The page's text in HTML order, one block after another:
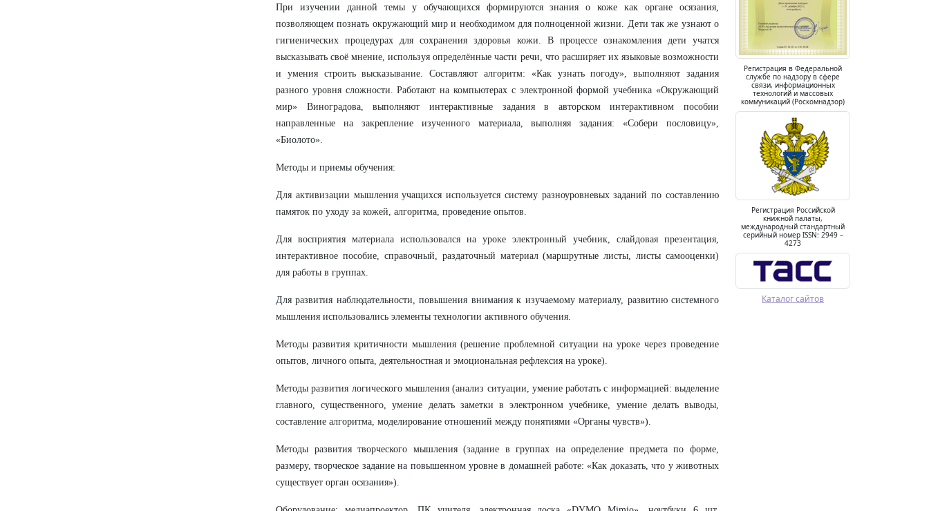
При изучении данной темы у обучающихся формируются знания о коже как органе осязания,
позволяющем познать окружающий мир и необходимом для полноценной жизни. Дети так же узнают о
гигиенических процедурах для сохранения здоровья кожи. В процессе ознакомления дети учатся
высказывать своё мнение, используя определённые части речи, что расширяет их языковые возможности
и умения строить высказывание. Составляют алгоритм: «Как узнать погоду», выполняют задания
разного уровня сложности. Работают на компьютерах с электронной формой учебника «Окружающий
мир» Виноградова, выполняют интерактивные задания в авторском интерактивном пособии
направленные на закрепление изученного материала, выполняя задания: «Собери пословицу»,
«Биолото».
Методы и приемы обучения:
Для активизации мышления учащихся используется систему разноуровневых заданий по составлению
памяток по уходу за кожей, алгоритма, проведение опытов.
Для восприятия материала использовался на уроке электронный учебник, слайдовая презентация,
интерактивное пособие, справочный, раздаточный материал (маршрутные листы, листы самооценки)
для работы в группах.
Для развития наблюдательности, повышения внимания к изучаемому материалу, развитию системного
мышления использовались элементы технологии активного обучения.
Методы развития критичности мышления (решение проблемной ситуации на уроке через проведение
опытов, личного опыта, деятельностная и эмоциональная рефлексия на уроке).
Методы развития логического мышления (анализ ситуации, умение работать с информацией: выделение
главного, существенного, умение делать заметки в электронном учебнике, умение делать выводы,
составление алгоритма, моделирование отношений между понятиями «Органы чувств»).
Методы развития творческого мышления (задание в группах на определение предмета по форме,
размеру, творческое задание на повышенном уровне в домашней работе: «Как доказать, что у животных
существует орган осязания»).
Регистрация в Федеральной
службе по надзору в сфере
связи, информационных
технологий и массовых
коммуникаций (Роскомнадзор)
Регистрация Российской
книжной палаты,
международный стандартный
серийный номер ISSN: 2949 –
4273
Каталог сайтов